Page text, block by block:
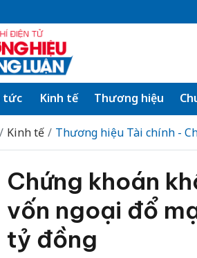
tức Kinh tế Thương hiệu
Kinh tế Thương hiệu Tài chính -
Chứng khoán
vốn ngoại đổ
tỷ đồng